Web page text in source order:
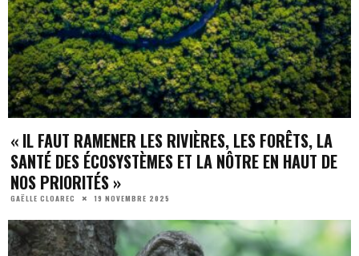
« IL FAUT RAMENER LES RIVIÈRES, LES FORÊTS, LA
SANTÉ DES ÉCOSYSTÈMES ET LA NÔTRE EN HAUT DE
NOS PRIORITÉS »
GAËLLE CLOAREC 19 NOVEMBRE 2025